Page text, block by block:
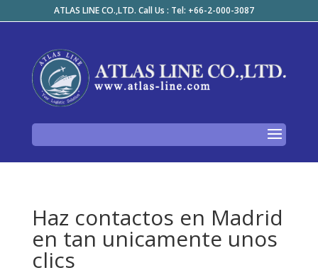
ATLAS LINE CO.,LTD. Call Us : Tel: +66-2-000-3087
Haz contactos en Madrid
en tan unicamente unos
clics